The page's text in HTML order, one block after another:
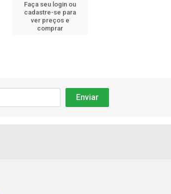
Faça seu login ou
cadastre-se para
ver preços e
comprar